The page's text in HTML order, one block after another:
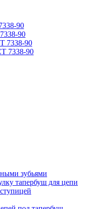
90
90
7338-90
7338-90
зубьями
тапербуш для цепи